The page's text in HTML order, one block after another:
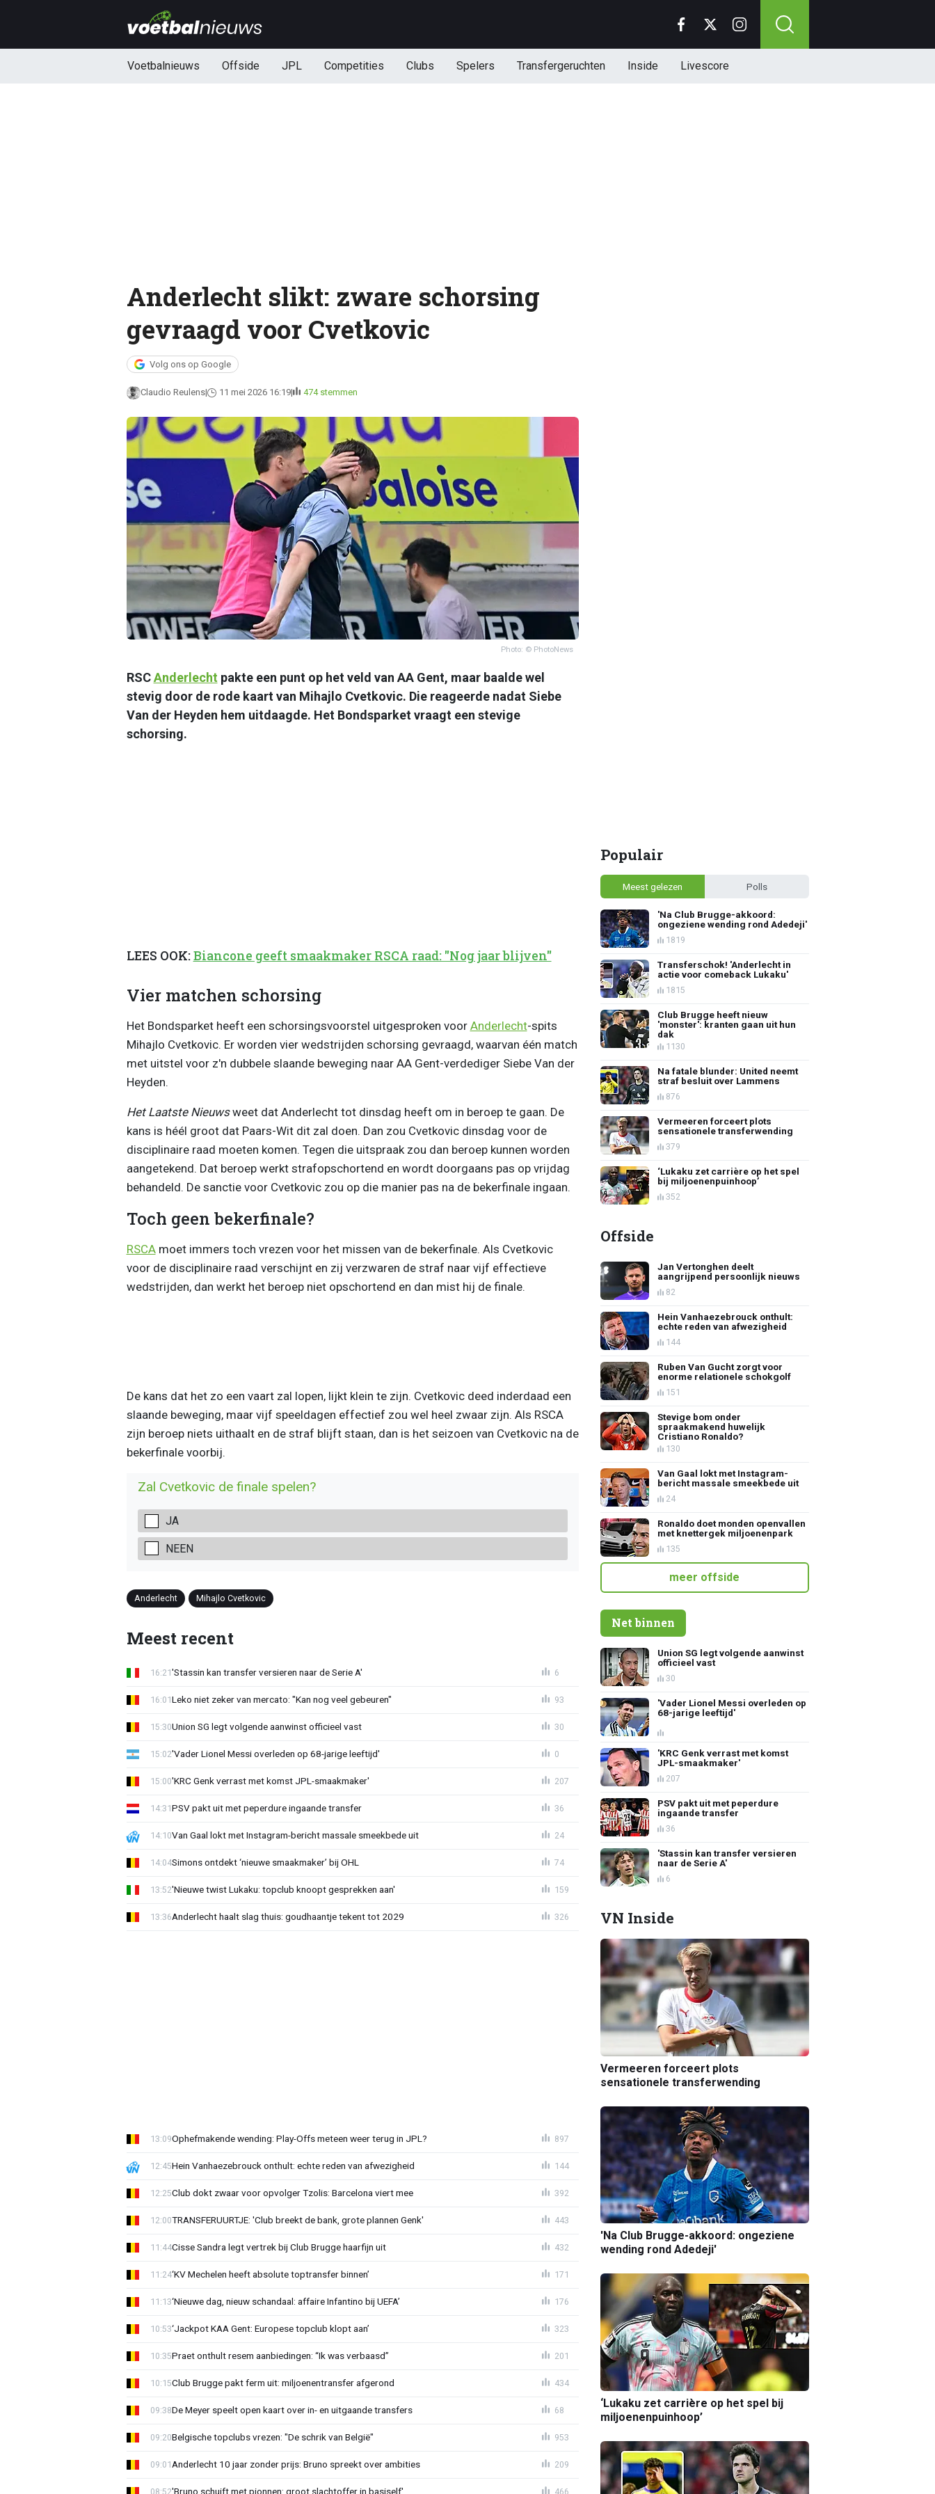
Voetbalnieuws Offside JPL Competities Clubs Spelers Transfergeruchten Inside Livescore
Anderlecht slikt: zware schorsing
gevraagd voor Cvetkovic
Volg ons op Google
Claudio Reulens 11 mei 2026 16:19 474 stemmen
Photo: © PhotoNews
RSCAnderlecht pakte een punt op het veld van AA Gent, maar baalde wel
stevig door de rode kaart van Mihajlo Cvetkovic. Die reageerde nadat Siebe
Van der Heyden hem uitdaagde. Het Bondsparket vraagt een stevige
schorsing.
LEES OOK:Biancone geeft smaakmaker RSCA raad: "Nog jaar blijven"
Vier matchen schorsing
Het Bondsparket heeft een schorsingsvoorstel uitgesproken voor Anderlecht-spits
Mihajlo Cvetkovic. Er worden vier wedstrijden schorsing gevraagd, waarvan één match
met uitstel voor z'n dubbele slaande beweging naar AA Gent-verdediger Siebe Van der
Heyden.
Het Laatste Nieuwsweet dat Anderlecht tot dinsdag heeft om in beroep te gaan. De
kans is héél groot dat Paars-Wit dit zal doen. Dan zou Cvetkovic dinsdag voor de
disciplinaire raad moeten komen. Tegen die uitspraak zou dan beroep kunnen worden
aangetekend. Dat beroep werkt strafopschortend en wordt doorgaans pas op vrijdag
behandeld. De sanctie voor Cvetkovic zou op die manier pas na de bekerfinale ingaan.
Toch geen bekerfinale?
RSCAmoet immers toch vrezen voor het missen van de bekerfinale. Als Cvetkovic
voor de disciplinaire raad verschijnt en zij verzwaren de straf naar vijf effectieve
wedstrijden, dan werkt het beroep niet opschortend en dan mist hij de finale.
De kans dat het zo een vaart zal lopen, lijkt klein te zijn. Cvetkovic deed inderdaad een
slaande beweging, maar vijf speeldagen effectief zou wel heel zwaar zijn. Als RSCA
zijn beroep niets uithaalt en de straf blijft staan, dan is het seizoen van Cvetkovic na de
bekerfinale voorbij.
Zal Cvetkovic de finale spelen?
JA
NEEN
Anderlecht Mihajlo Cvetkovic
Meest recent
'Stassin kan transfer versieren naar de Serie A'
16:21 6
Leko niet zeker van mercato: "Kan nog veel gebeuren"
16:01 93
Union SG legt volgende aanwinst officieel vast
15:30 30
'Vader Lionel Messi overleden op 68-jarige leeftijd'
15:02 0
'KRC Genk verrast met komst JPL-smaakmaker'
15:00 207
PSV pakt uit met peperdure ingaande transfer
14:31 36
Van Gaal lokt met Instagram-bericht massale smeekbede uit
14:10 24
Simons ontdekt ‘nieuwe smaakmaker’ bij OHL
14:04 74
'Nieuwe twist Lukaku: topclub knoopt gesprekken aan'
13:52 159
Anderlecht haalt slag thuis: goudhaantje tekent tot 2029
13:36 326
Ophefmakende wending: Play-Offs meteen weer terug in JPL?
13:09 897
Hein Vanhaezebrouck onthult: echte reden van afwezigheid
12:45 144
Club dokt zwaar voor opvolger Tzolis: Barcelona viert mee
12:25 392
TRANSFERUURTJE: 'Club breekt de bank, grote plannen Genk'
12:00 443
Cisse Sandra legt vertrek bij Club Brugge haarfijn uit
11:44 432
‘KV Mechelen heeft absolute toptransfer binnen’
11:24 171
‘Nieuwe dag, nieuw schandaal: affaire Infantino bij UEFA’
11:13 176
‘Jackpot KAA Gent: Europese topclub klopt aan’
10:53 323
Praet onthult resem aanbiedingen: “Ik was verbaasd”
10:35 201
Club Brugge pakt ferm uit: miljoenentransfer afgerond
10:15 434
De Meyer speelt open kaart over in- en uitgaande transfers
09:38 68
Belgische topclubs vrezen: "De schrik van België"
09:20 953
Anderlecht 10 jaar zonder prijs: Bruno spreekt over ambities
09:01 209
'Bruno schuift met pionnen: groot slachtoffer in basiself'
08:52 466
Populair
Meest gelezen Polls
'Na Club Brugge-akkoord:
ongeziene wending rond Adedeji'
1819
Transferschok! 'Anderlecht in
actie voor comeback Lukaku'
1815
Club Brugge heeft nieuw
'monster': kranten gaan uit hun
dak
1130
Na fatale blunder: United neemt
straf besluit over Lammens
876
Vermeeren forceert plots
sensationele transferwending
379
‘Lukaku zet carrière op het spel
bij miljoenenpuinhoop’
352
Offside
Jan Vertonghen deelt
aangrijpend persoonlijk nieuws
82
Hein Vanhaezebrouck onthult:
echte reden van afwezigheid
144
Ruben Van Gucht zorgt voor
enorme relationele schokgolf
151
Stevige bom onder
spraakmakend huwelijk
Cristiano Ronaldo?
130
Van Gaal lokt met Instagram-
bericht massale smeekbede uit
24
Ronaldo doet monden openvallen
met knettergek miljoenenpark
135
meer offside
Net binnen
Union SG legt volgende aanwinst
officieel vast
30
'Vader Lionel Messi overleden op
68-jarige leeftijd'
'KRC Genk verrast met komst
JPL-smaakmaker'
207
PSV pakt uit met peperdure
ingaande transfer
36
'Stassin kan transfer versieren
naar de Serie A'
6
VN Inside
Vermeeren forceert plots
sensationele transferwending
'Na Club Brugge-akkoord: ongeziene
wending rond Adedeji'
‘Lukaku zet carrière op het spel bij
miljoenenpuinhoop’